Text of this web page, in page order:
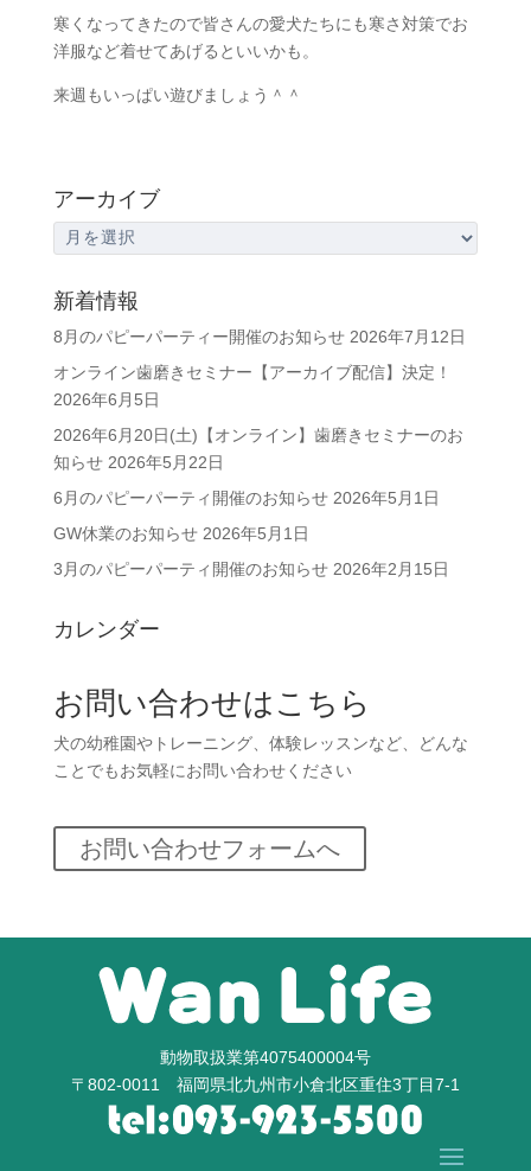
寒くなってきたので皆さんの愛犬たちにも寒さ対策でお
洋服など着せてあげるといいかも。
来週もいっぱい遊びましょう＾＾
アーカイブ
ー
カ
イ
ブ
新着情報
8月のパピーパーティー開催のお知らせ 2026年7月12日
オンライン歯磨きセミナー【アーカイブ配信】決定！
2026年6月5日
2026年6月20日(土)【オンライン】歯磨きセミナーのお
知らせ 2026年5月22日
6月のパピーパーティ開催のお知らせ 2026年5月1日
GW休業のお知らせ 2026年5月1日
3月のパピーパーティ開催のお知らせ 2026年2月15日
カレンダー
お問い合わせはこちら
犬の幼稚園やトレーニング、体験レッスンなど、どんな
ことでもお気軽にお問い合わせください
お問い合わせフォームへ
動物取扱業第4075400004号
〒802-0011 福岡県北九州市小倉北区重住3丁目7-1